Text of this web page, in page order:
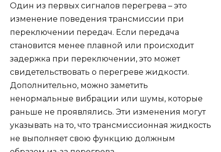
Один из первых сигналов перегрева – это
изменение поведения трансмиссии при
переключении передач. Если передача
становится менее плавной или происходит
задержка при переключении, это может
свидетельствовать о перегреве жидкости.
Дополнительно, можно заметить
ненормальные вибрации или шумы, которые
раньше не проявлялись. Эти изменения могут
указывать на то, что трансмиссионная жидкость
не выполняет свою функцию должным